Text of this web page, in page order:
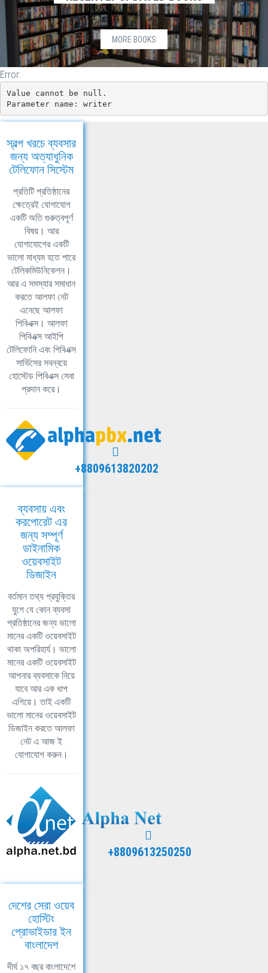
MORE BOOKS
Error:
Value cannot be null.
Parameter name: writer
স্বল্প খরচে ব্যবসার
জন্য অত্যাধুনিক
টেলিফোন সিস্টেম
প্রতিটি প্রতিষ্ঠানের
ক্ষেত্রেই যোগাযোগ
একটি অতি গুরুত্বপূর্ণ
বিষয়। আর
যোগাযোগের একটি
ভালো মাধ্যম হতে পারে
টেলিকমিউনিকেশন।
আর এ সমস্যার সমাধান
করতে আলফা নেট
এনেছে আলফা
পিবিএক্স। আলফা
পিবিএক্স আইপি
টেলিফোনি এবং পিবিএক্স
সার্ভিসের সবন্বয়ে
হোস্টেড পিবিএক্স সেবা
প্রদান করে।
+8809613820202
ব্যবসায় এবং
করপোরেট এর
জন্য সম্পূর্ণ
ডাইনামিক
ওয়েবসাইট
ডিজাইন
বর্তমান তথ্য প্রযুক্তির
যুগে যে কোন ব্যবসা
প্রতিষ্ঠানের জন্য ভালো
মানের একটি ওয়েবসাইট
থাকা অপরিহার্য। ভালো
মানের একটি ওয়েবসাইট
আপনার ব্যবসাকে নিয়ে
যাবে আর এক ধাপ
এগিয়ে। তাই একটি
ভালো মানের ওয়েবসাইট
ডিজাইন করতে আলফা
নেট এ আজ ই
যোগাযোগ করুন।
+8809613250250
দেশের সেরা ওয়েব
হোস্টিং
প্রোভাইডার ইন
বাংলাদেশ
দীর্ঘ ১৭ বছর বাংলাদেশে